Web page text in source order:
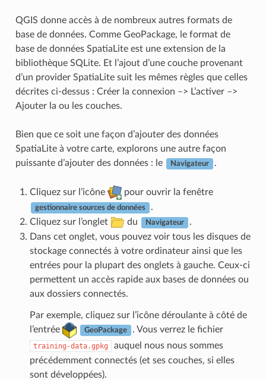
QGIS donne accès à de nombreux autres formats de
base de données. Comme GeoPackage, le format de
base de données SpatiaLite est une extension de la
bibliothèque SQLite. Et l’ajout d’une couche provenant
d’un provider SpatiaLite suit les mêmes règles que celles
décrites ci-dessus : Créer la connexion –> L’activer –>
Ajouter la ou les couches.
Bien que ce soit une façon d’ajouter des données
SpatiaLite à votre carte, explorons une autre façon
puissante d’ajouter des données : le
Navigateur .
Cliquez sur l’icône pour ouvrir la fenêtre
gestionnaire sources de données
.
Cliquez sur l’onglet
du Navigateur
.
Dans cet onglet, vous pouvez voir tous les disques de
stockage connectés à votre ordinateur ainsi que les
entrées pour la plupart des onglets à gauche. Ceux-ci
permettent un accès rapide aux bases de données ou
aux dossiers connectés.
Par exemple, cliquez sur l’icône déroulante à côté de
l’entrée
GeoPackage . Vous verrez le fichier
training-data.gpkg
auquel nous nous sommes
précédemment connectés (et ses couches, si elles
sont développées).